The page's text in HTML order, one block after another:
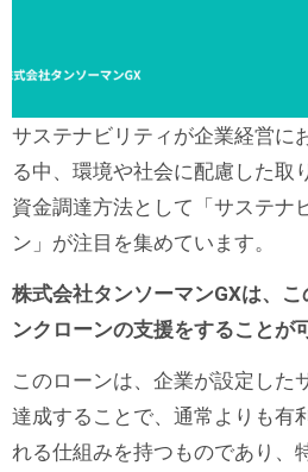
サステナビリティが企業経営において重要なテーマとな
る中、環境や社会に配慮した取
資金調達方法として「サステナ
ン」が注目を集めています。
株式会社タンソーマンGXは、
ンクローンの支援をすることが
このローンは、企業が設定した
達成することで、通常よりも有
れる仕組みを持つものであり、